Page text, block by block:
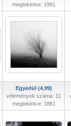
megtekintve: 1991
Egyedül (4,99)
vélemények száma: 11
megtekintve: 1861